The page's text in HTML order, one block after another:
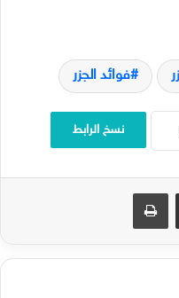
فوائد الجزر
نسخ الرابط
مشاركة عبر البريد طباعة